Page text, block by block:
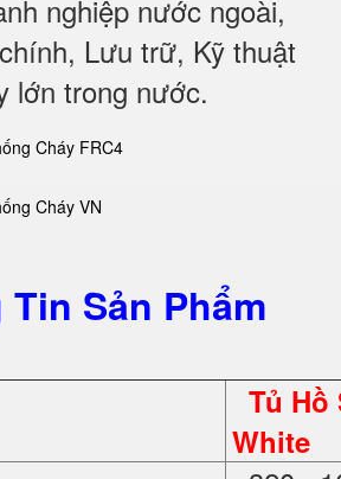
nghiệp nước ngoài,
Lưu trữ, Kỹ thuật
lớn trong nước.
Sản Phẩm
Tủ Hồ
White